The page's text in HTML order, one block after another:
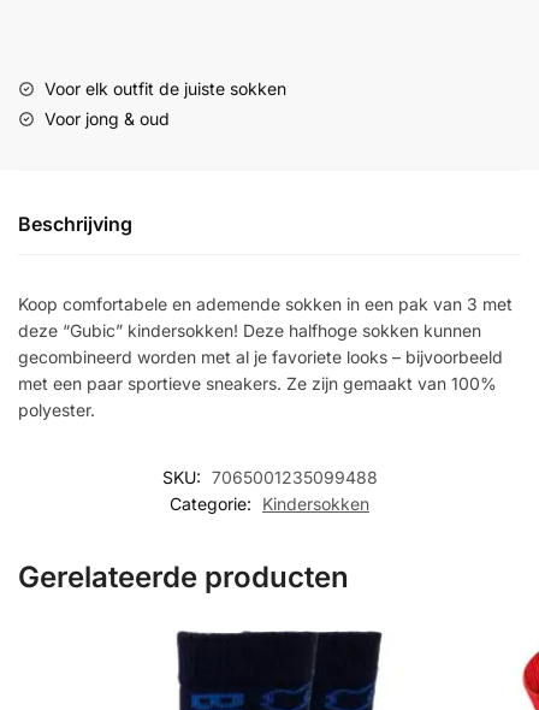
Voor elk outfit de juiste sokken
Voor jong & oud
Beschrijving
Koop comfortabele en ademende sokken in een pak van 3 met
deze “Gubic” kindersokken! Deze halfhoge sokken kunnen
gecombineerd worden met al je favoriete looks – bijvoorbeeld
met een paar sportieve sneakers. Ze zijn gemaakt van 100%
polyester.
SKU: 7065001235099488
Categorie:
Kindersokken
Gerelateerde producten